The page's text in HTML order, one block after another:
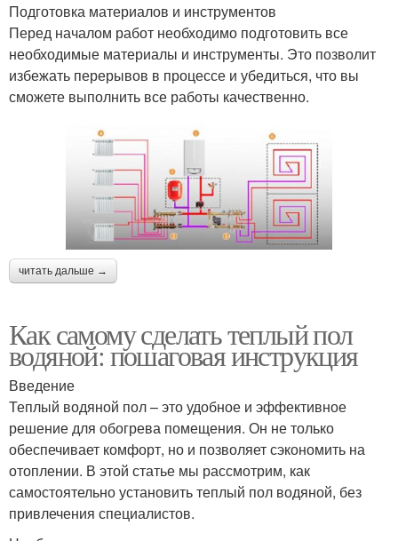
Подготовка материалов и инструментов
Перед началом работ необходимо подготовить все
необходимые материалы и инструменты. Это позволит
избежать перерывов в процессе и убедиться, что вы
сможете выполнить все работы качественно.
читать дальше →
Как самому сделать теплый пол
водяной: пошаговая инструкция
Введение
Теплый водяной пол – это удобное и эффективное
решение для обогрева помещения. Он не только
обеспечивает комфорт, но и позволяет сэкономить на
отоплении. В этой статье мы рассмотрим, как
самостоятельно установить теплый пол водяной, без
привлечения специалистов.